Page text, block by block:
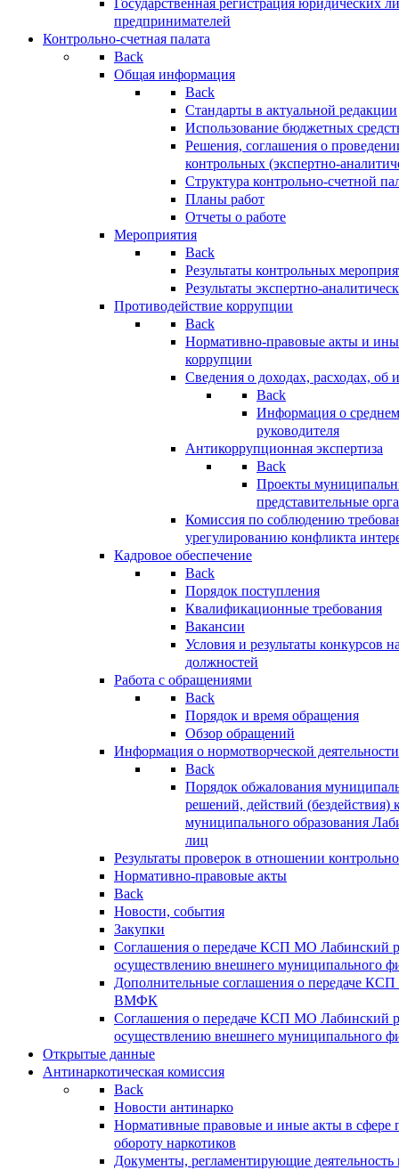
Государственная регистрация юридических
предпринимателей
Контрольно-счетная палата
Back
Общая информация
Back
Стандарты в актуальной редакции
Использование бюджетных
Решения, соглашения о
контрольных (экспертно-
Структура контрольно-счетной
Планы работ
Отчеты о работе
Мероприятия
Back
Результаты контрольных
Результаты экспертно-
Противодействие коррупции
Back
Нормативно-правовые акты и
коррупции
Сведения о доходах, расходах, об
Back
Информация о
руководителя
Антикоррупционная экспертиза
Back
Проекты
представительные
Комиссия по соблюдению
урегулированию конфликта
Кадровое обеспечение
Back
Порядок поступления
Квалификационные требования
Вакансии
Условия и результаты конкурсов
должностей
Работа с обращениями
Back
Порядок и время обращения
Обзор обращений
Информация о нормотворческой деятельности
Back
Порядок обжалования
решений, действий (бездействия)
муниципального образования
лиц
Результаты проверок в отношении
Нормативно-правовые акты
Back
Новости, события
Закупки
Соглашения о передаче КСП МО Лабинский
осуществлению внешнего муниципального
Дополнительные соглашения о передаче
ВМФК
Соглашения о передаче КСП МО Лабинский
осуществлению внешнего муниципального
Открытые данные
Антинаркотическая комиссия
Back
Новости антинарко
Нормативные правовые и иные акты в сфере
обороту наркотиков
Документы, регламентирующие деятельность